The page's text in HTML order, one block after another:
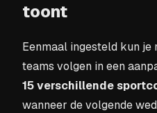
toont
Eenmaal ingesteld kun
teams volgen in een
15 verschillende
wanneer de volgende